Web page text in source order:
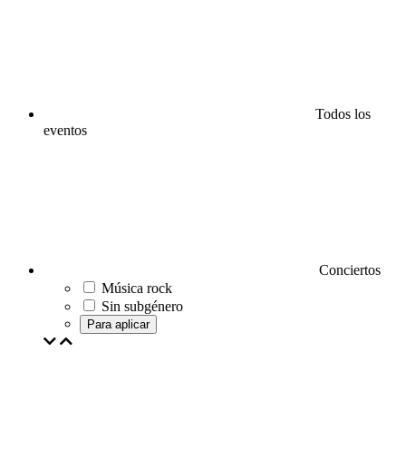
Todos los
eventos
Conciertos
Música rock
Sin subgénero
Para aplicar